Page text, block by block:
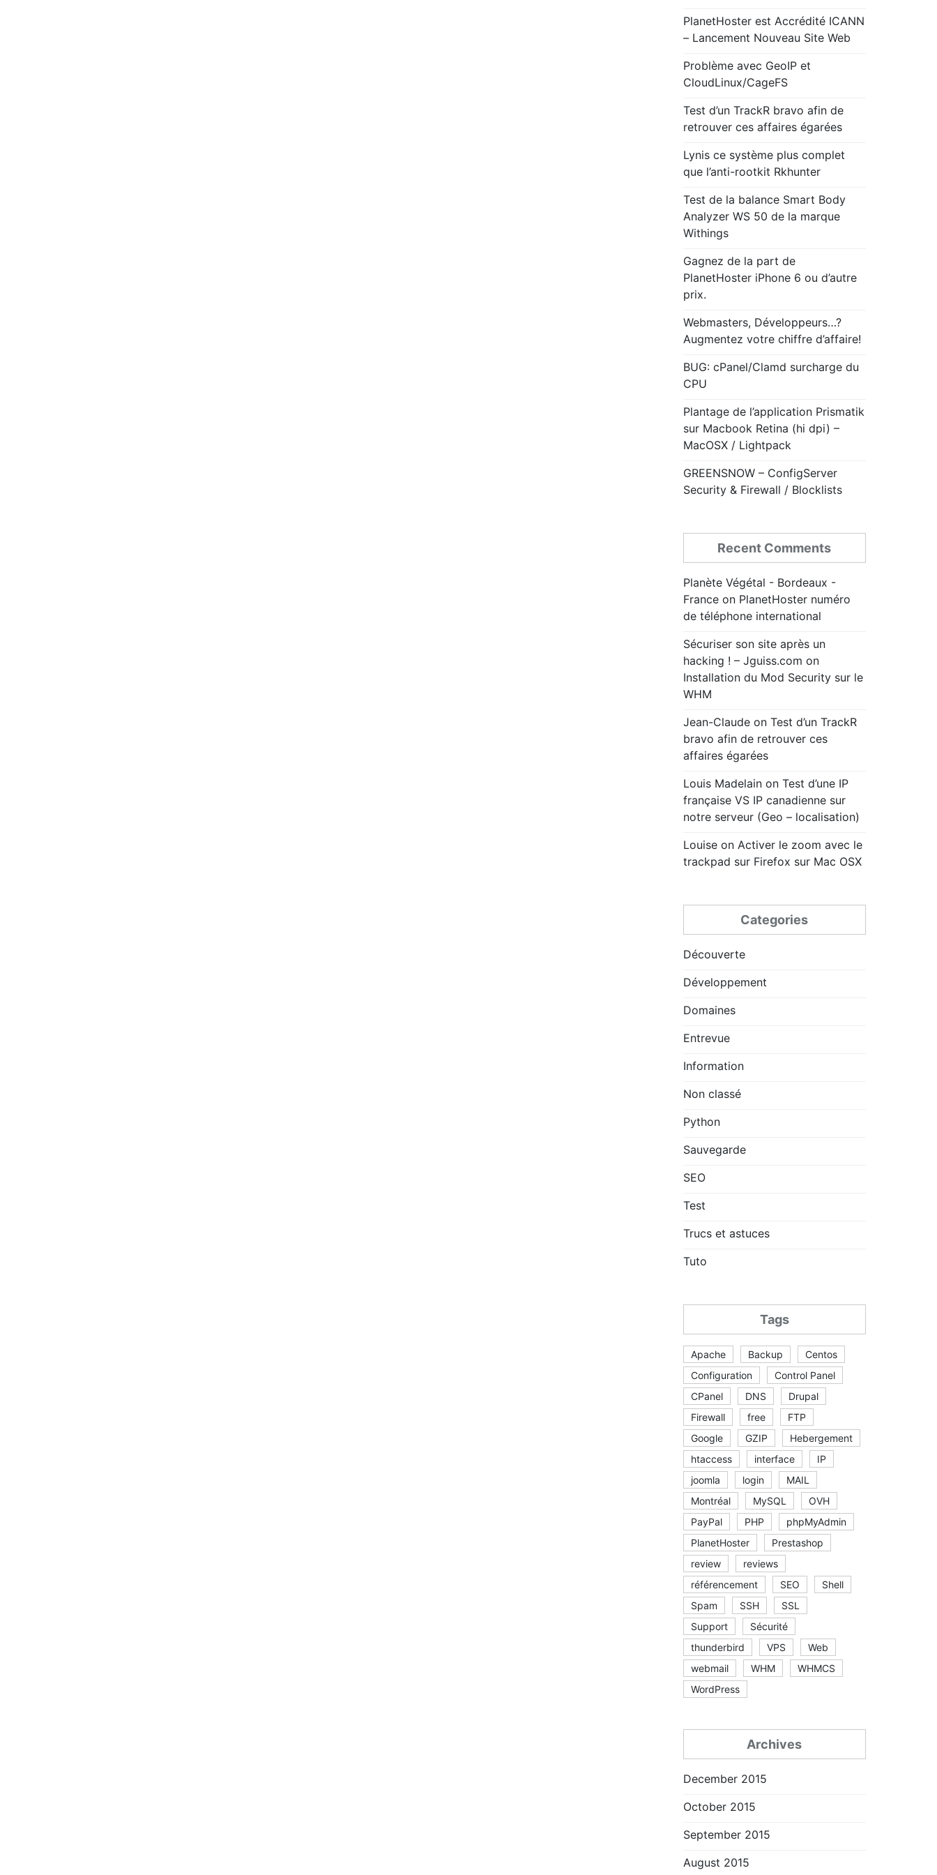
PlanetHoster est Accrédité ICANN
– Lancement Nouveau Site Web
Problème avec GeoIP et
CloudLinux/CageFS
Test d’un TrackR bravo afin de
retrouver ces affaires égarées
Lynis ce système plus complet
que l’anti-rootkit Rkhunter
Test de la balance Smart Body
Analyzer WS 50 de la marque
Withings
Gagnez de la part de
PlanetHoster iPhone 6 ou d’autre
prix.
Webmasters, Développeurs…?
Augmentez votre chiffre d’affaire!
BUG: cPanel/Clamd surcharge du
CPU
Plantage de l’application Prismatik
sur Macbook Retina (hi dpi) –
MacOSX / Lightpack
GREENSNOW – ConfigServer
Security & Firewall / Blocklists
Recent Comments
Planète Végétal - Bordeaux -
Franceon PlanetHoster numéro
de téléphone international
Sécuriser son site après un
hacking ! – Jguiss.com on
Installation du Mod Security sur le
WHM
Jean-Claudeon Test d’un TrackR
bravo afin de retrouver ces
affaires égarées
Louis Madelainon Test d’une IP
française VS IP canadienne sur
notre serveur (Geo – localisation)
Louiseon Activer le zoom avec le
trackpad sur Firefox sur Mac OSX
Categories
Découverte
Développement
Domaines
Entrevue
Information
Non classé
Python
Sauvegarde
SEO
Test
Trucs et astuces
Tuto
Tags
Apache Backup
Centos
Configuration
Control Panel
CPanel
DNS
Drupal
Firewall
free
FTP
Google
GZIP
Hebergement
htaccess
interface
IP
joomla
login
MAIL
Montréal
MySQL
OVH
PayPal
PHP
phpMyAdmin
PlanetHoster
Prestashop
review
reviews
référencement
SEO
Shell
Spam
SSH
SSL
Support
Sécurité
thunderbird
VPS
Web
webmail
WHM
WHMCS
WordPress
Archives
December 2015
October 2015
September 2015
August 2015